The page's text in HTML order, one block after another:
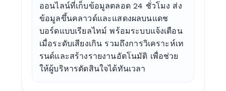
ออนไลน์ที่เก็บข้อมูลตลอด 24 ชั่วโมง ส่ง
ข้อมูลขึ้นคลาวด์และแสดงผลบนแดช
บอร์ดแบบเรียลไทม์ พร้อมระบบแจ้งเตือน
เมื่อระดับเสียงเกิน รวมถึงการวิเคราะห์เท
รนด์และสร้างรายงานอัตโนมัติ เพื่อช่วย
ให้ผู้บริหารตัดสินใจได้ทันเวลา